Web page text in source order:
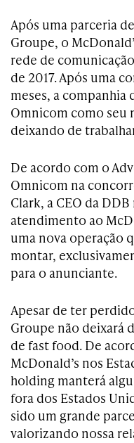
Após uma parceria
Groupe, o
rede de
de 2017. Após uma
meses, a
Omnicom como seu
deixando de
De acordo com o
Omnicom na
Clark, a CEO da
atendimento ao
uma nova operação
montar,
para o anunciante.
Apesar de ter
Groupe não deixará
de fast food. De
McDonald’s nos
holding manterá
fora dos Estados
sido um grande
valorizando nossa